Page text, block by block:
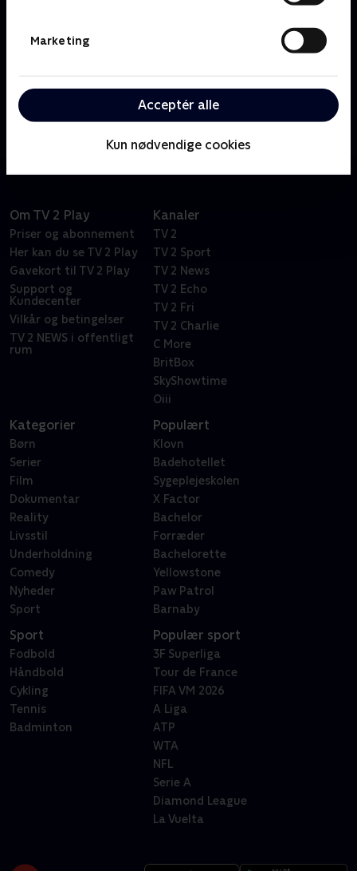
Marketing
Acceptér alle
Kun nødvendige cookies
I Nordjylland bor en minkavlerfamilie bestående af
Niller, Gerda og deres tre voksne sønner, Martin, Allan
du følge familien Christiansens kamp for at beholde
gården og holde sammen på familien, hvilket kræver
Om TV 2 Play
Priser og abonnement
Her kan du se TV 2 Play
Gavekort til TV 2 Play
Support og
Kundecenter
Vilkår og betingelser
TV 2 NEWS i offentligt
rum
Kanaler
TV 2
TV 2 Sport
TV 2 News
TV 2 Echo
TV 2 Fri
TV 2 Charlie
C More
BritBox
SkyShowtime
Oiii
Kategorier
Børn
Serier
Film
Dokumentar
Reality
Livsstil
Underholdning
Comedy
Nyheder
Sport
Populært
Klovn
Badehotellet
Sygeplejeskolen
X Factor
Bachelor
Forræder
Bachelorette
Yellowstone
Paw Patrol
Barnaby
Sport
Fodbold
Håndbold
Cykling
Tennis
Badminton
Populær sport
3F Superliga
Tour de France
FIFA VM 2026
A Liga
ATP
WTA
NFL
Serie A
Diamond League
La Vuelta